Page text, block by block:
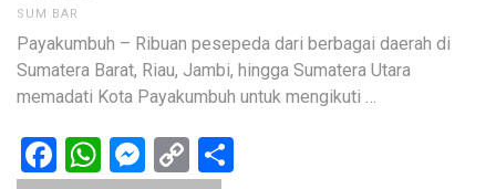
SUM BAR
Payakumbuh – Ribuan pesepeda dari berbagai daerah di
Sumatera Barat, Riau, Jambi, hingga Sumatera Utara
memadati Kota Payakumbuh untuk mengikuti …
Facebook
WhatsApp
Messenger
Copy